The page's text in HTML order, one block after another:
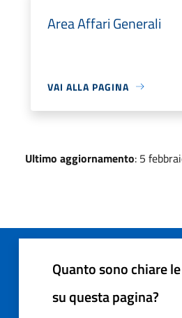
Area Affari Generali
VAI ALLA PAGINA
Ultimo aggiornamento: 5
Quanto sono chiare
su questa pagina?